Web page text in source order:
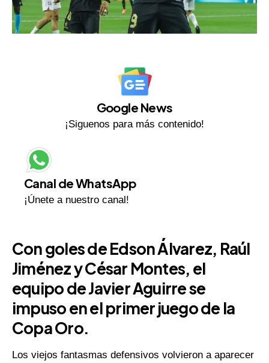
Google News
¡Siguenos para más contenido!
Canal de WhatsApp
¡Únete a nuestro canal!
Con goles de Edson Álvarez, Raúl
Jiménez y César Montes, el
equipo de Javier Aguirre se
impuso en el primer juego de la
Copa Oro.
Los viejos fantasmas defensivos volvieron a aparecer